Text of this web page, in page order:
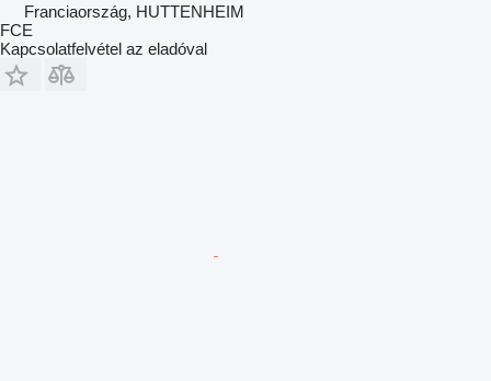
Franciaország, HUTTENHEIM
FCE
Kapcsolatfelvétel az eladóval